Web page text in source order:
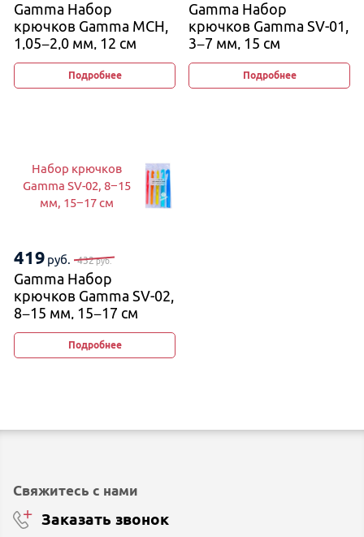
Gamma Набор
крючков Gamma MCH,
1,05−2,0 мм, 12 см
Подробнее
Gamma Набор
крючков Gamma SV-01,
3−7 мм, 15 см
Подробнее
Набор крючков
Gamma SV-02, 8−15
мм, 15−17 см
419 руб. 432руб.
Gamma Набор
крючков Gamma SV-02,
8−15 мм, 15−17 см
Подробнее
Свяжитесь с нами
Заказать звонок